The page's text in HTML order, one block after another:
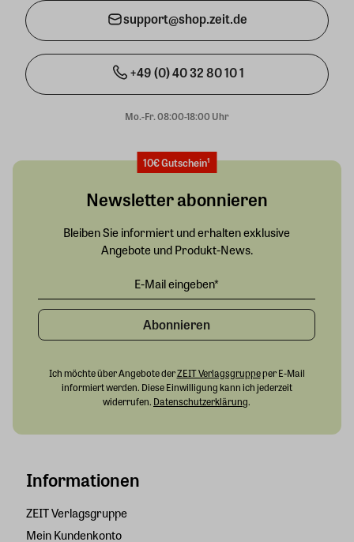
support@shop.zeit.de
+49 (0) 40 32 80 10 1
Mo.-Fr. 08:00-18:00 Uhr
Informationen
ZEIT Verlagsgruppe
Mein Kundenkonto
10€ Gutschein¹
Newsletter abonnieren
Bleiben Sie informiert und erhalten exklusive
Angebote und Produkt-News.
Abonnieren
Ich möchte über Angebote derZEIT Verlagsgruppeper E-Mail
informiert werden. Diese Einwilligung kann ich jederzeit
widerrufen. Datenschutzerklärung.